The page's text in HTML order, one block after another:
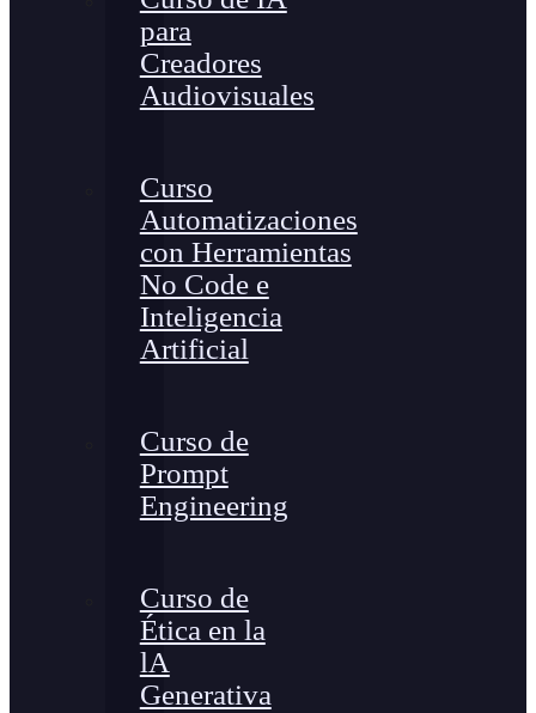
para
Creadores
Audiovisuales
Curso
Automatizaciones
con Herramientas
No Code e
Inteligencia
Artificial
Curso de
Prompt
Engineering
Curso de
Ética en la
lA
Generativa